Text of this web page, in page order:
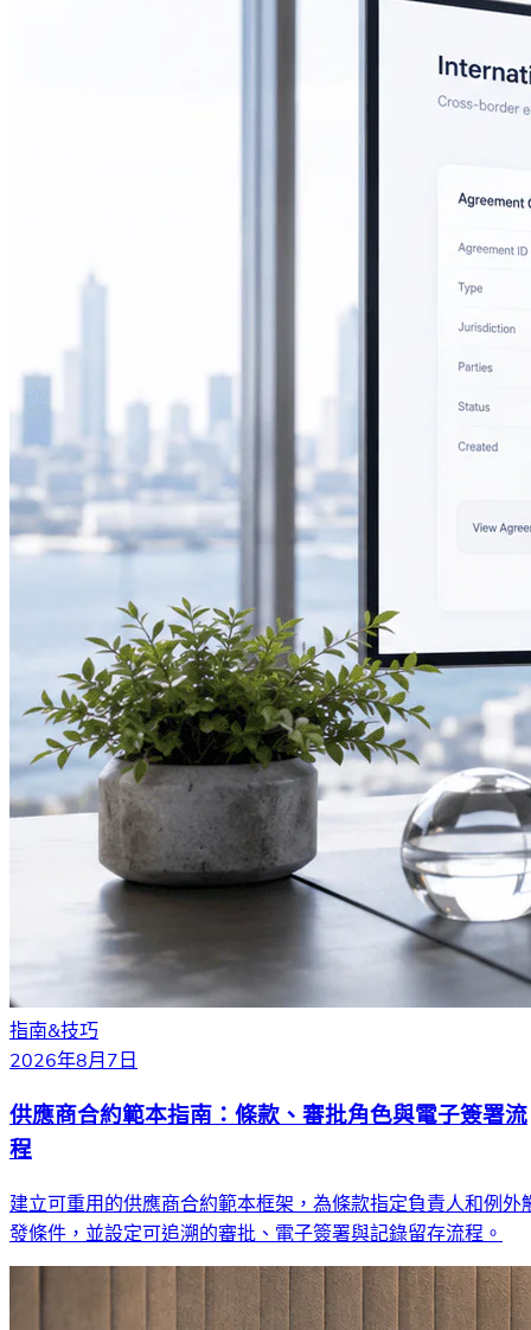
指南&技巧
2026年8月7日
供應商合約範本指南：條款、審批角色與電子簽署流
程
建立可重用的供應商合約範本框架，為條款指定負責人和例外
發條件，並設定可追溯的審批、電子簽署與記錄留存流程。